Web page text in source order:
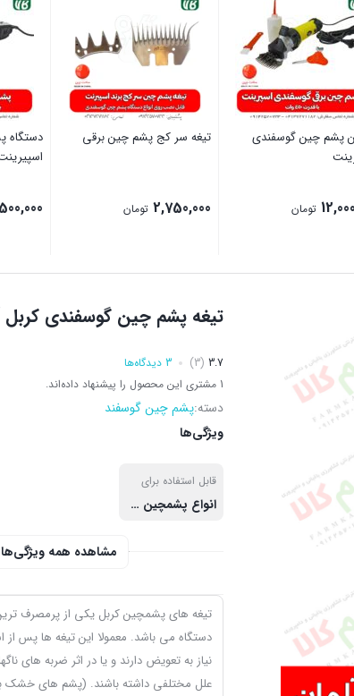
پشم چین گوسفندی
تومان
تیغه سر کج پشم چین برقی
2,750,000 تومان
بستن
دستگاه
اسپیرینت
بستن
تیغه پشم چین گوسفندی کربل
3.7
(3)
3 دیدگاه‌ها
1 مشتری این محصول را پیشنهاد داده‌اند.
دسته:پشم چین گوسفند
ویژگی‌ها
قابل استفاده برای
انواع پشمچین برقی (بدون محدودیت مارک و کشور سازنده) – معمولا تیغه های پشمچین کربل را می توان روی مدل های مختلف پشمچین برقی نصب نمود.
مشاهده همه ویژگی‌ها
تیغه های پشمچین کربل یکی از پرمصرف
دستگاه می باشد. معمولا این تیغه ها پس از
نیاز به تعویض دارند و یا در اثر ضربه های
علل مختلفی داشته باشند. (پشم های خشک